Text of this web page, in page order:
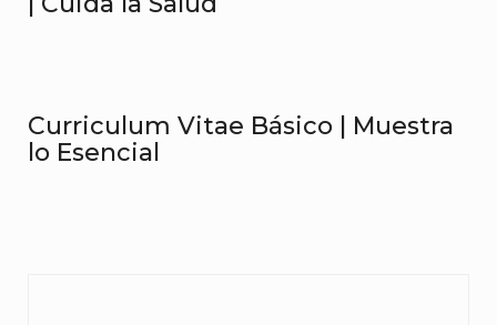
Curriculum Vitae Básico | Muestra
lo Esencial